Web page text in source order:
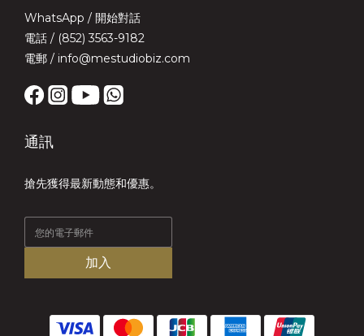
WhatsApp / 開始對話
電話 / (852) 3563-9182
電郵 / info@mestudiobiz.com
通訊
搶先獲得最新動態和優惠。
加入